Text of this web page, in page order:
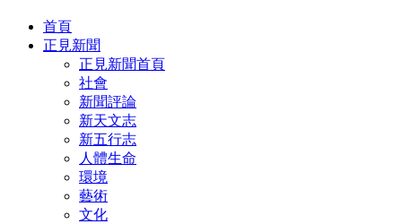
首頁
正見新聞
正見新聞首頁
社會
新聞評論
新天文志
新五行志
人體生命
環境
藝術
文化